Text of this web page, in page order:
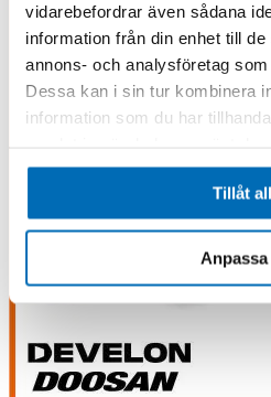
vidarebefordrar även sådana
information från din enhet till
annons- och analysföretag
Dessa kan i sin tur kombinera
information som du har
Tillåt
Anpassa